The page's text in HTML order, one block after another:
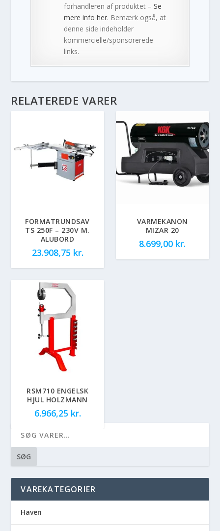
forhandleren af produktet –Se
mere info her. Bemærk også, at
denne side indeholder
kommercielle/sponsorerede
links.
RELATEREDE VARER
FORMATRUNDSAV
TS 250F – 230V M.
ALUBORD
23.908,75 kr.
VARMEKANON
MIZAR 20
8.699,00 kr.
RSM710 ENGELSK
HJUL HOLZMANN
6.966,25 kr.
SØG
VAREKATEGORIER
Haven